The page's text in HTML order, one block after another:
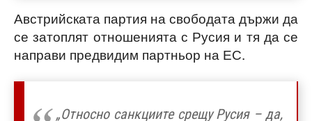
Австрийската партия на свободата държи да
се затоплят отношенията с Русия и тя да се
направи предвидим партньор на ЕС.
„Относно санкциите срещу Русия – да,